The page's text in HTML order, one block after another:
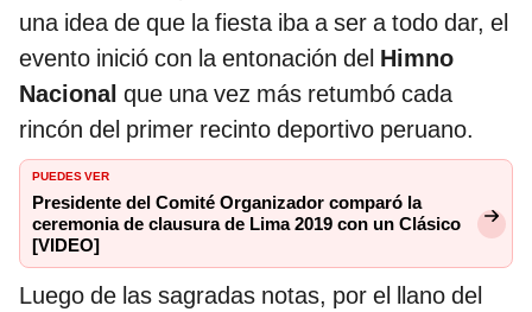
una idea de que la fiesta iba a ser a todo dar, el
evento inició con la entonación del Himno
Nacional que una vez más retumbó cada
rincón del primer recinto deportivo peruano.
PUEDES VER
Presidente del Comité Organizador comparó la
ceremonia de clausura de Lima 2019 con un Clásico
[VIDEO]
Luego de las sagradas notas, por el llano del